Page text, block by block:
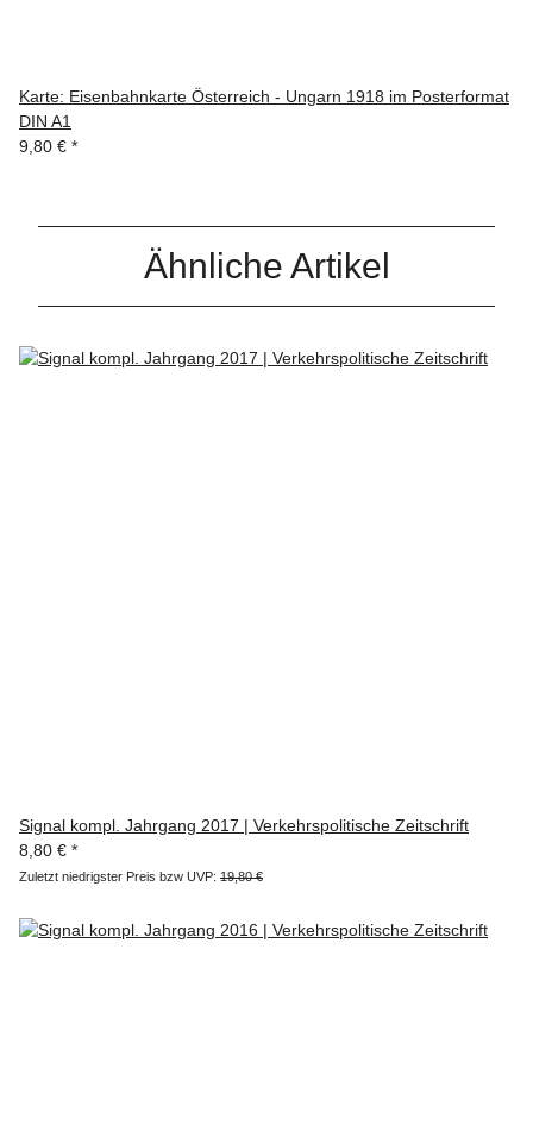
Karte: Eisenbahnkarte Österreich - Ungarn 1918 im Posterformat
DIN A1
9,80 € *
Ähnliche Artikel
Signal kompl. Jahrgang 2017 | Verkehrspolitische Zeitschrift
8,80 € *
Zuletzt niedrigster Preis bzw UVP: 19,80 €